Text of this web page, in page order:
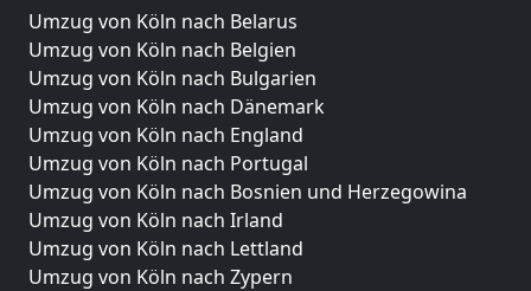
Umzug von Köln nach Belarus
Umzug von Köln nach Belgien
Umzug von Köln nach Bulgarien
Umzug von Köln nach Dänemark
Umzug von Köln nach England
Umzug von Köln nach Portugal
Umzug von Köln nach Bosnien und Herzegowina
Umzug von Köln nach Irland
Umzug von Köln nach Lettland
Umzug von Köln nach Zypern